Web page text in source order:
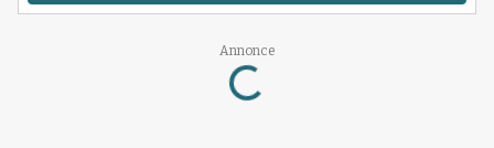
Annonce
Loading...